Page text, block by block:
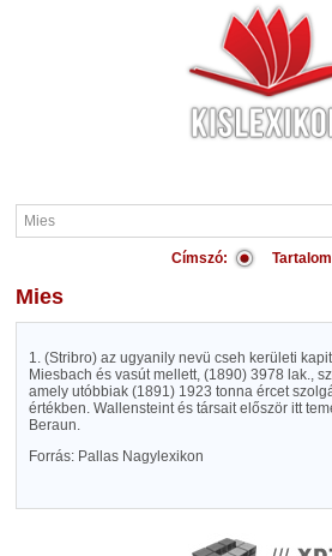
Címszó:
Mies
1. (Stribro) az ugyanily nevü cseh kerületi
Miesbach és vasút mellett, (1890) 3978 lak.,
amely utóbbiak (1891) 1923 tonna ércet
értékben. Wallensteint és társait először itt
Beraun.
Forrás: Pallas Nagylexikon